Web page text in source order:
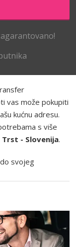
vas može pokupiti
kućnu adresu.
s više
Trst - Slovenija.
svojeg